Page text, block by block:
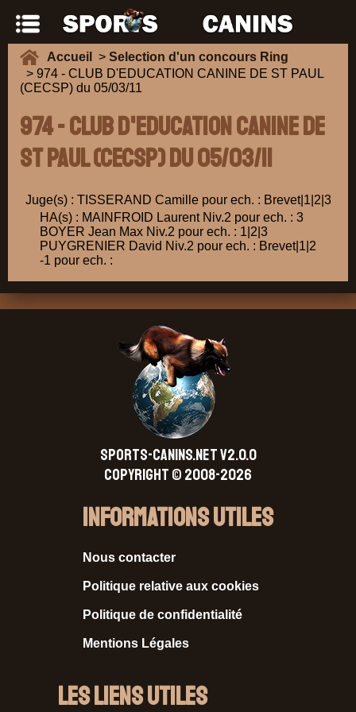
Accueil > Selection d'un concours Ring
> 974 - CLUB D'EDUCATION CANINE DE ST PAUL
(CECSP) du 05/03/11
974 - CLUB D'EDUCATION CANINE DE
ST PAUL (CECSP) du 05/03/11
Juge(s) : TISSERAND Camille pour ech. : Brevet|1|2|3
HA(s) : MAINFROID Laurent Niv.2 pour ech. : 3
BOYER Jean Max Niv.2 pour ech. : 1|2|3
PUYGRENIER David Niv.2 pour ech. : Brevet|1|2
-1 pour ech. :
SPORTS-CANINS.NET V2.0.0
Copyright © 2008-2026
Informations Utiles
Nous contacter
Politique relative aux cookies
Politique de confidentialité
Mentions Légales
Les liens utiles